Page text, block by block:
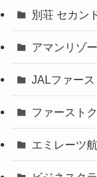
別荘 セカン
アマンリゾ
JALファー
ファースト
エミレーツ